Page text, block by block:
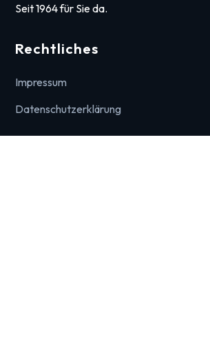
Seit 1964 für Sie da.
Rechtliches
Impressum
Datenschutzerklärung